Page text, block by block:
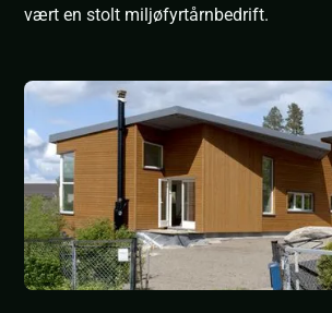
vært en stolt miljøfyrtårnbedrift.